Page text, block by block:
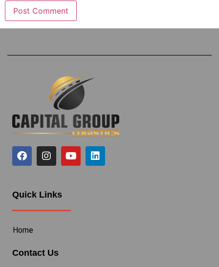
Quick Links
Home
Contact Us